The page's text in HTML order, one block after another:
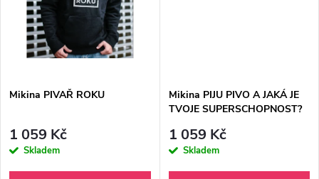
Mikina PIVAŘ ROKU
1 059 Kč
Skladem
Mikina PIJU PIVO A JAKÁ JE
TVOJE SUPERSCHOPNOST?
1 059 Kč
Skladem